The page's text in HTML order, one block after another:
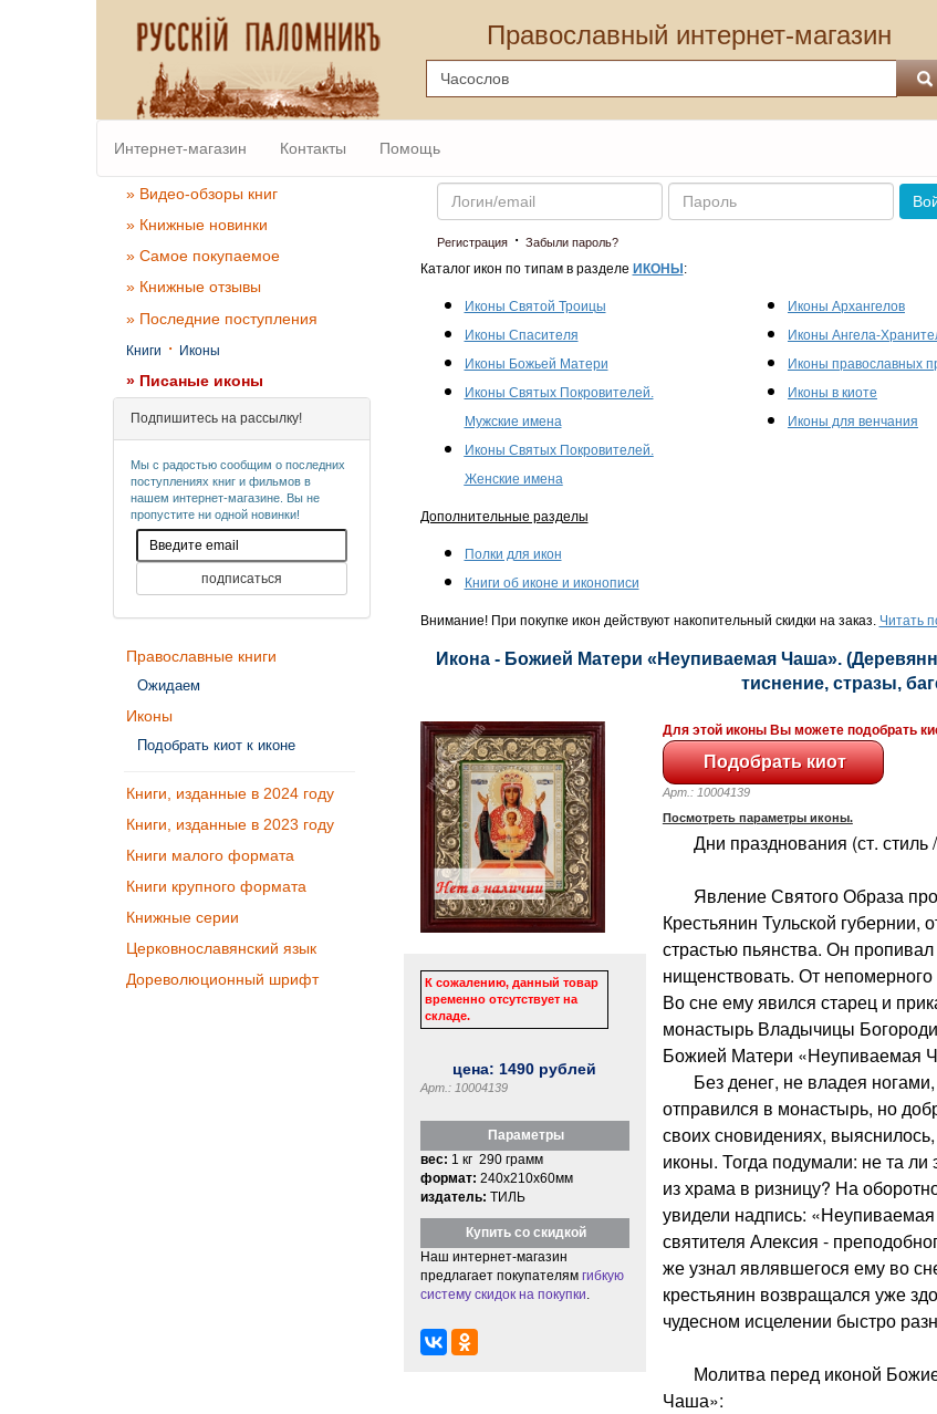
Православный интернет-магазин
Интернет-магазин Контакты Помощь
» Видео-обзоры книг
» Книжные новинки
» Самое покупаемое
» Книжные отзывы
» Последние поступления
Книги · Иконы
» Писаные иконы
Подпишитесь на рассылку!
Мы с радостью сообщим о последних
поступлениях книг и фильмов в
нашем интернет-магазине. Вы не
пропустите ни одной новинки!
Православные книги
Ожидаем
Иконы
Подобрать киот к иконе
Книги, изданные в 2024 году
Книги, изданные в 2023 году
Книги малого формата
Книги крупного формата
Книжные серии
Церковнославянский язык
Дореволюционный шрифт
Email Пароль
Регистрация· Забыли пароль?
Каталог икон по типам в разделе ИКОНЫ :
Иконы Святой Троицы
Иконы Спасителя
Иконы Божьей Матери
Иконы Святых Покровителей.
Мужские имена
Иконы Святых Покровителей.
Женские имена
Иконы Архангелов
Иконы Ангела-
Иконы православных
Иконы в киоте
Иконы для венчания
Дополнительные разделы
Полки для икон
Книги об иконе и иконописи
Внимание! При покупке икон действуют накопительный скидки на заказ. Читать
Икона - Божией Матери «Неупиваемая Чаша».
тиснение, стразы,
К сожалению, данный товар
временно отсутствует на
складе.
цена: 1490 рублей
Арт.: 10004139
Параметры
вес: 1 кг 290 грамм
формат: 240x210x60мм
издатель: ТИЛЬ
Купить со скидкой
Наш интернет-магазин
предлагает покупателям гибкую
систему скидок на покупки
Для этой иконы Вы можете подобрать
Арт.: 10004139
Посмотреть параметры иконы.
Дни празднования (ст. стиль
Явление Святого Образа
Крестьянин Тульской
страстью пьянства. Он
нищенствовать. От непомерного
Во сне ему явился старец и
монастырь Владычицы
Божией Матери «Неупиваемая
Без денег, не владея ногами,
отправился в монастырь, но
своих сновидениях, выяснилось,
иконы. Тогда подумали: не та ли
из храма в ризницу? На
увидели надпись:
святителя Алексия -
же узнал являвшегося ему во
крестьянин возвращался уже
чудесном исцелении быстро
Молитва перед иконой
Чаша»: